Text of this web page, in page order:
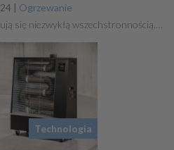
| Ogrzewanie
się niezwykłą wszechstronnością.…
Technologia